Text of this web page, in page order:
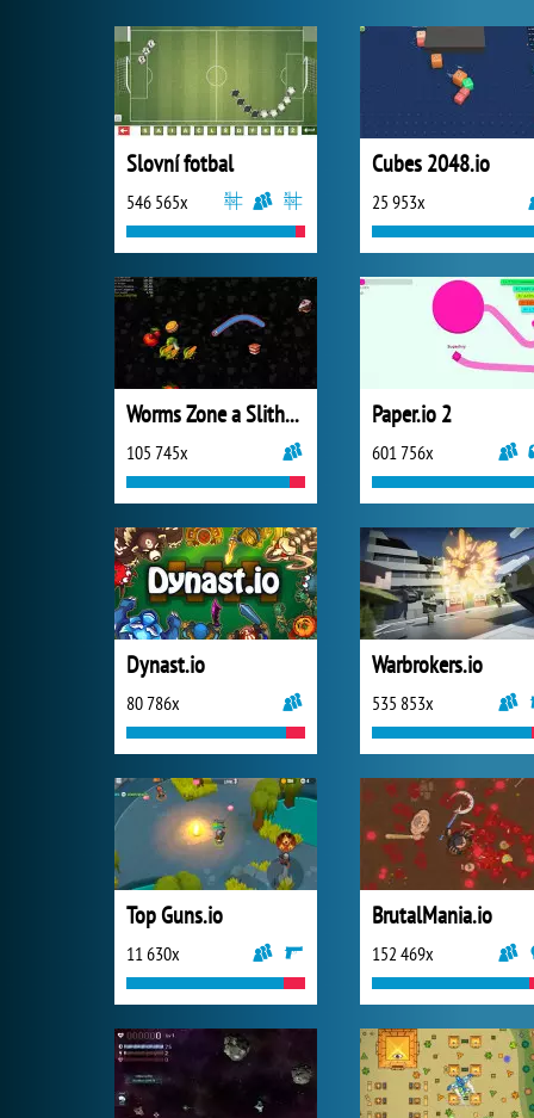
Slovní fotbal
546 565x
Cubes 2048.io
25 953x
Worms Zone a Slithery Snake
105 745x
Paper.io 2
601 756x
Dynast.io
80 786x
Warbrokers.io
535 853x
Top Guns.io
11 630x
BrutalMania.io
152 469x